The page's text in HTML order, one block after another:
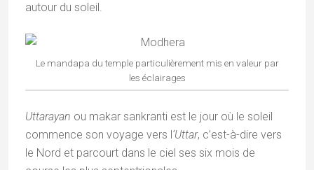
autour du soleil.
Le mandapa du temple particulièrement mis en valeur par
les éclairages
Uttarayan ou makar sankranti est le jour où le soleil
commence son voyage vers l‘Uttar, c’est-à-dire vers
le Nord et parcourt dans le ciel ses six mois de